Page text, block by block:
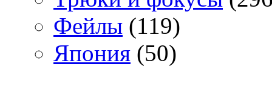
Фейлы (119)
Япония (50)